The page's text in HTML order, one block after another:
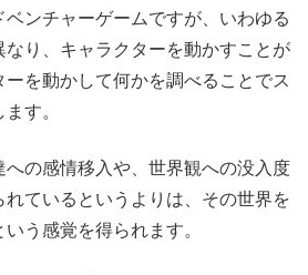
ンチャーゲームですが、いわゆる
なり、キャラクターを動かすことが
を動かして何かを調べることでス
す。
への感情移入や、世界観への没入度
ているというよりは、その世界を
う感覚を得られます。